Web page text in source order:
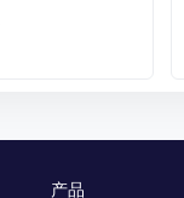
产品